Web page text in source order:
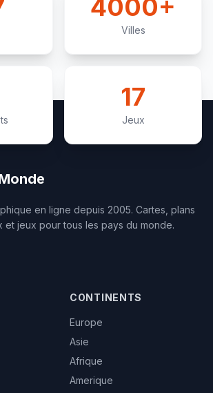
4000+
Villes
17
Jeux
en ligne depuis 2005. Cartes, plans
et jeux pour tous les pays du monde.
CONTINENTS
Europe
Asie
Afrique
Amerique